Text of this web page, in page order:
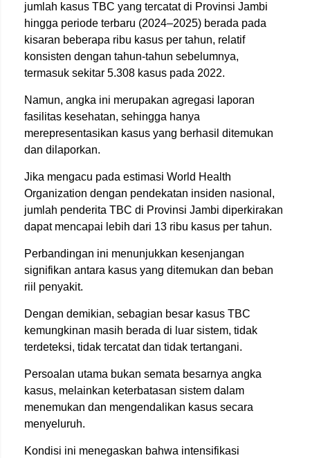
jumlah kasus TBC yang tercatat di Provinsi Jambi
hingga periode terbaru (2024–2025) berada pada
kisaran beberapa ribu kasus per tahun, relatif
konsisten dengan tahun-tahun sebelumnya,
termasuk sekitar 5.308 kasus pada 2022.
Namun, angka ini merupakan agregasi laporan
fasilitas kesehatan, sehingga hanya
merepresentasikan kasus yang berhasil ditemukan
dan dilaporkan.
Jika mengacu pada estimasi World Health
Organization dengan pendekatan insiden nasional,
jumlah penderita TBC di Provinsi Jambi diperkirakan
dapat mencapai lebih dari 13 ribu kasus per tahun.
Perbandingan ini menunjukkan kesenjangan
signifikan antara kasus yang ditemukan dan beban
riil penyakit.
Dengan demikian, sebagian besar kasus TBC
kemungkinan masih berada di luar sistem, tidak
terdeteksi, tidak tercatat dan tidak tertangani.
Persoalan utama bukan semata besarnya angka
kasus, melainkan keterbatasan sistem dalam
menemukan dan mengendalikan kasus secara
menyeluruh.
Kondisi ini menegaskan bahwa intensifikasi